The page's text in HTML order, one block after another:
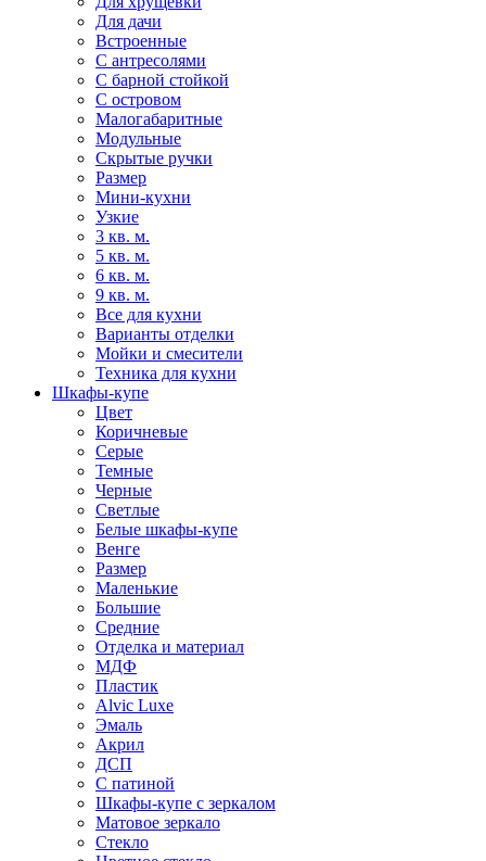
Для дачи
Встроенные
С антресолями
С барной стойкой
С островом
Малогабаритные
Модульные
Скрытые ручки
Размер
Мини-кухни
Узкие
3 кв. м.
5 кв. м.
6 кв. м.
9 кв. м.
Все для кухни
Варианты отделки
Мойки и смесители
Техника для кухни
Шкафы-купе
Цвет
Коричневые
Серые
Темные
Черные
Светлые
Белые шкафы-купе
Венге
Размер
Маленькие
Большие
Средние
Отделка и материал
МДФ
Пластик
Alvic Luxe
Эмаль
Акрил
ДСП
С патиной
Шкафы-купе с зеркалом
Матовое зеркало
Стекло